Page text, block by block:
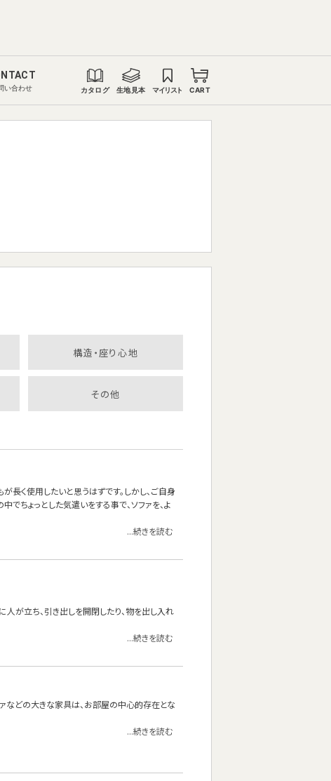
い合わせ カタログ 生地見本 マイリスト CART
構造・座り心地
その他
長く使用したいと思うはずです。しかし、ご自身
ちょっとした気遣いをする事で、ソファを、よ
...続きを読む
が立ち、引き出しを開閉したり、物を出し入れ
...続きを読む
などの大きな家具は、お部屋の中心的存在とな
...続きを読む